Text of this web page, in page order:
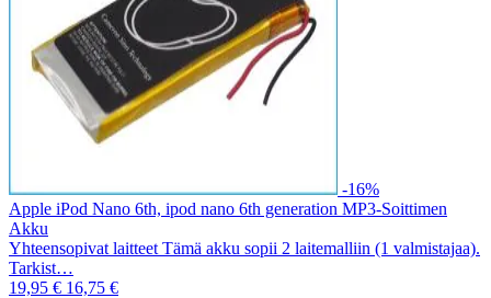
-16%
Apple iPod Nano 6th, ipod nano 6th generation MP3-Soittimen
Akku
Yhteensopivat laitteet Tämä akku sopii 2 laitemalliin (1 valmistajaa).
Tarkist…
19,95 € 16,75 €